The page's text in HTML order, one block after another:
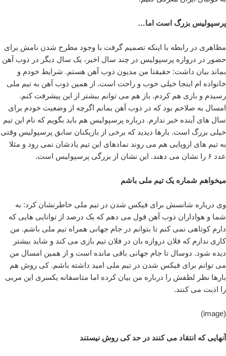
پرسپولیس بزرگ است اما…
مظاهری در رابطه با اینکه تصمیم گرفت با وجود مطرح شدن نامش برای
حضور در دروازه پرسپولیس در چند سال اخیر، یک سال دیگر در ذوب آهن
بماند بیان داشت: حقیقتا من مدیون ذوب آهن هستم. شرایط خودم و
خانواده ام اینجا خیلی خوب و راحت است. از همین ذوب آهن به تیم ملی
رسیدم و بازی هم کردم. باز هم می توانم بیشتر از این پیشرفت کنم.
امسال به صلاحم بود که در ذوب آهن بمانم اگرچه از وضعیت خودم برای
سال های آینده خبر ندارم. درباره پرسپولیس هم باید بگویم که نام این تیم
خیلی بزرگ است. بارها دیدید که برخی از بازیکنان سابق پرسپولیس وقتی
به تیم های اروپایی هم می روند نمادهای این تیم یادشان نمی رود و مثلا
عدد ۶ را نشان می دهند. این نشان از بزرگی پرسپولیس است.
میخواهم شماره یک تیم ملی باشم
وی درباره شانسش برای فیکس شدن در تیم ملی خاطرنشان کرد: به
شما و هواداران ذوب آهن قول می دهم که یک درصد از توانایی هایی که
دارم کوتاهی نمی کنم تا بتوانم در جام جهانی همراه تیم ملی باشم. من
کاری ندارم که فلان دروازه بان در فلان تیم بازی می کند و شاید بیشتر
دیده شود. دوسال تا جام جهانی باقی مانده است و از همین امسال من
می توانم برای فیکس شدن در تیم ملی امید داشته باشم. کی روش هم
بارها نظر لطفش را درباره من بیان کرده اما متاسفانه یکسری این مربی
را اذیت می کنند.
(image)
آنهایی که انتقاد می کنند در حد کی روش نیستند